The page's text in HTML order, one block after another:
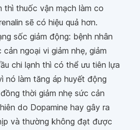
thì thuốc vận mạch làm co
sẽ có hiệu quả hơn.
sốc giảm động: bệnh nhân
cản ngoại vi giảm nhẹ, giảm
chi lạnh thì có thể ưu tiên lựa
nó làm tăng áp huyết động
thời giảm nhẹ sức cản
do Dopamine hay gây ra
và thường không đạt được